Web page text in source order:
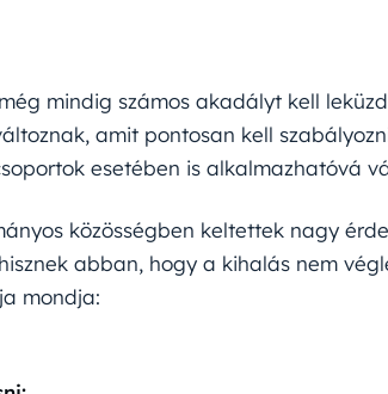
mindig számos akadályt kell
amit pontosan kell
esetében is alkalmazhatóvá
közösségben keltettek nagy
abban, hogy a kihalás nem
mondja: